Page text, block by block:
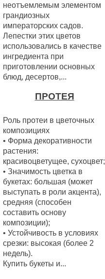
неотъемлемым элементом
грандиозных
императорских садов.
Лепестки этих цветов
использовались в качестве
ингредиента при
приготовлении основных
блюд, десертов,...
ПРОТЕЯ
Роль протеи в цветочных
композициях
• Форма декоративности
растения:
красивоцветущее, сухоцвет;
• Значимость цветка в
букетах: большая (может
выступать в роли акцента),
средняя (способен
составить основу
композиции);
• Устойчивость в условиях
срезки: высокая (более 2
недель).
Купить букеты и...